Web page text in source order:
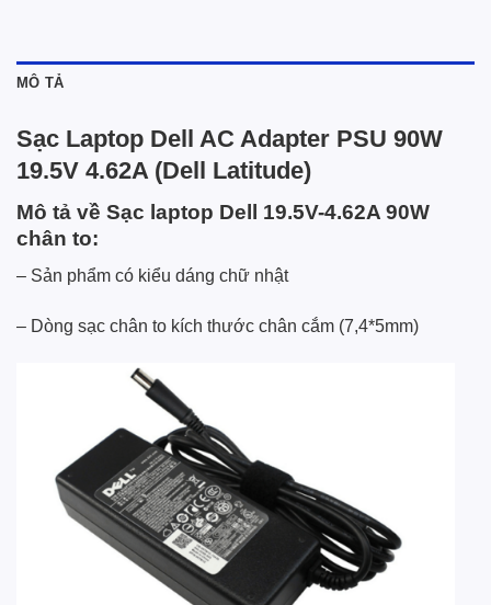
MÔ TẢ
Sạc Laptop Dell AC Adapter PSU 90W
19.5V 4.62A (Dell Latitude)
Mô tả về Sạc laptop Dell 19.5V-4.62A 90W
chân to:
– Sản phẩm có kiểu dáng chữ nhật
– Dòng sạc chân to kích thước chân cắm (7,4*5mm)